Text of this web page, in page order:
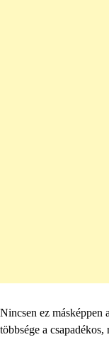
Nincsen ez másképpen
többsége a